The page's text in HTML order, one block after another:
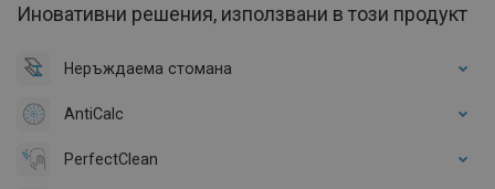
Иновативни решения, използвани в този продукт
Неръждаема стомана
AntiCalc
PerfectClean